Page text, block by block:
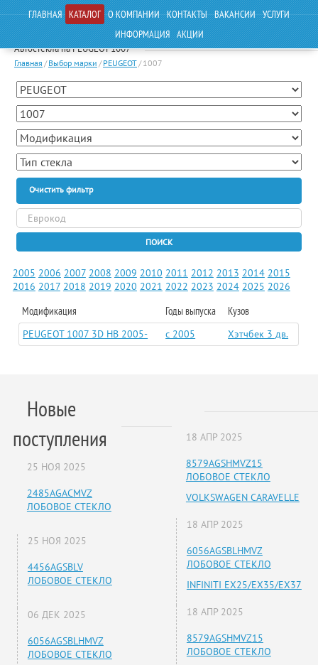
ГЛАВНАЯ КАТАЛОГ О КОМПАНИИ КОНТАКТЫ ВАКАНСИИ УСЛУГИ
ИНФОРМАЦИЯ АКЦИИ
Автостекла на PEUGEOT 1007
Главная / Выбор марки / PEUGEOT/ 1007
Очистить фильтр
ПОИСК
2005 2006 2007 2008 2009 2010 2011 2012 2013 2014 2015
2016 2017 2018 2019 2020 2021 2022 2023 2024 2025 2026
Модификация Годы выпуска Кузов
PEUGEOT 1007 3D HB 2005- c 2005 Хэтчбек 3 дв.
Новые
поступления
25 НОЯ 2025
2485AGACMVZ
ЛОБОВОЕ СТЕКЛО
25 НОЯ 2025
4456AGSBLV
ЛОБОВОЕ СТЕКЛО
06 ДЕК 2025
6056AGSBLHMVZ
ЛОБОВОЕ СТЕКЛО
18 АПР 2025
8579AGSHMVZ15
ЛОБОВОЕ СТЕКЛО
VOLKSWAGEN CARAVELLE
18 АПР 2025
6056AGSBLHMVZ
ЛОБОВОЕ СТЕКЛО
INFINITI EX25/EX35/EX37
18 АПР 2025
8579AGSHMVZ15
ЛОБОВОЕ СТЕКЛО